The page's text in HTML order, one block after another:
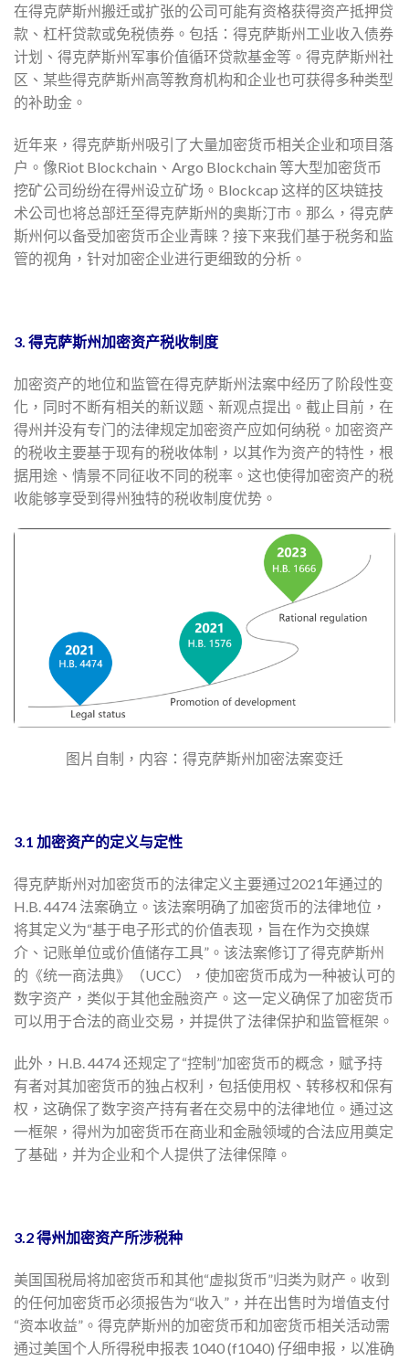
在得克萨斯州搬迁或扩张的公司可能有资格获得资产抵押贷
款、杠杆贷款或免税债券。包括：得克萨斯州工业收入债券
计划、得克萨斯州军事价值循环贷款基金等。得克萨斯州社
区、某些得克萨斯州高等教育机构和企业也可获得多种类型
的补助金。
近年来，得克萨斯州吸引了大量加密货币相关企业和项目落
户。像Riot Blockchain、Argo Blockchain 等大型加密货币
挖矿公司纷纷在得州设立矿场。Blockcap 这样的区块链技
术公司也将总部迁至得克萨斯州的奥斯汀市。那么，得克萨
斯州何以备受加密货币企业青睐？接下来我们基于税务和监
管的视角，针对加密企业进行更细致的分析。
3. 得克萨斯州加密资产税收制度
加密资产的地位和监管在得克萨斯州法案中经历了阶段性变
化，同时不断有相关的新议题、新观点提出。截止目前，在
得州并没有专门的法律规定加密资产应如何纳税。加密资产
的税收主要基于现有的税收体制，以其作为资产的特性，根
据用途、情景不同征收不同的税率。这也使得加密资产的税
收能够享受到得州独特的税收制度优势。
图片自制，内容：得克萨斯州加密法案变迁
3.1 加密资产的定义与定性
得克萨斯州对加密货币的法律定义主要通过2021年通过的
H.B. 4474 法案确立。该法案明确了加密货币的法律地位，
将其定义为“基于电子形式的价值表现，旨在作为交换媒
介、记账单位或价值储存工具”。该法案修订了得克萨斯州
的《统一商法典》（UCC），使加密货币成为一种被认可的
数字资产，类似于其他金融资产。这一定义确保了加密货币
可以用于合法的商业交易，并提供了法律保护和监管框架。
此外，H.B. 4474 还规定了“控制”加密货币的概念，赋予持
有者对其加密货币的独占权利，包括使用权、转移权和保有
权，这确保了数字资产持有者在交易中的法律地位。通过这
一框架，得州为加密货币在商业和金融领域的合法应用奠定
了基础，并为企业和个人提供了法律保障。
3.2 得州加密资产所涉税种
美国国税局将加密货币和其他“虚拟货币”归类为财产。收到
的任何加密货币必须报告为“收入”，并在出售时为增值支付
“资本收益”。得克萨斯州的加密货币和加密货币相关活动需
通过美国个人所得税申报表 1040 (f1040) 仔细申报，以准确